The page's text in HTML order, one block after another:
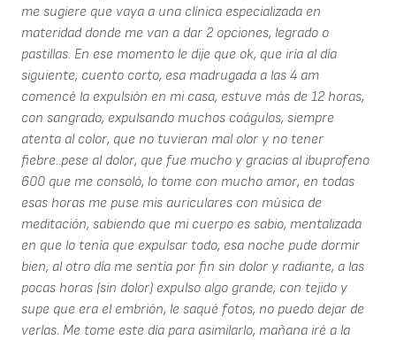
me sugiere que vaya a una clínica especializada en
materidad donde me van a dar 2 opciones, legrado o
pastillas. En ese momento le dije que ok, que iría al día
siguiente, cuento corto, esa madrugada a las 4 am
comencé la expulsión en mi casa, estuve más de 12 horas,
con sangrado, expulsando muchos coágulos, siempre
atenta al color, que no tuvieran mal olor y no tener
fiebre..pese al dolor, que fue mucho y gracias al ibuprofeno
600 que me consoló, lo tome con mucho amor, en todas
esas horas me puse mis auriculares con música de
meditación, sabiendo que mi cuerpo es sabio, mentalizada
en que lo tenía que expulsar todo, esa noche pude dormir
bien, al otro día me sentía por fin sin dolor y radiante, a las
pocas horas (sin dolor) expulso algo grande, con tejido y
supe que era el embrión, le saqué fotos, no puedo dejar de
verlas. Me tome este día para asimilarlo, mañana iré a la